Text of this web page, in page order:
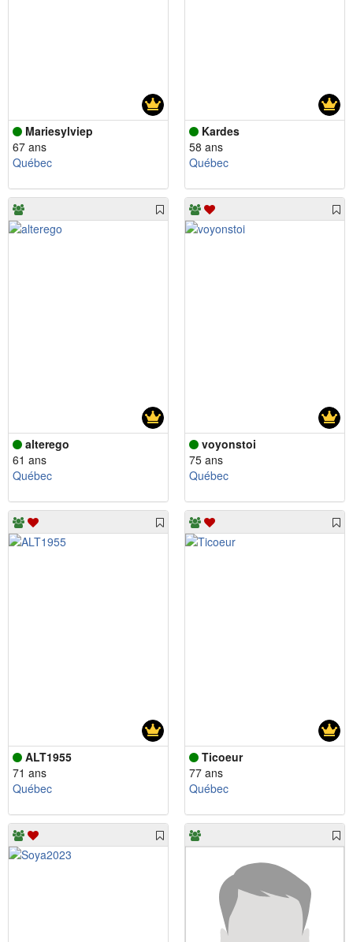
Mariesylviep
67 ans
Québec
Kardes
58 ans
Québec
alterego
61 ans
Québec
voyonstoi
75 ans
Québec
ALT1955
71 ans
Québec
Ticoeur
77 ans
Québec